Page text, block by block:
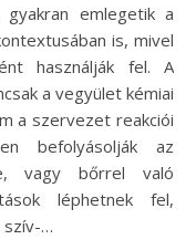
emlegetik a
is, mivel
használják fel. A
a vegyület kémiai
a szervezet reakciói
befolyásolják az
vagy bőrrel való
léphetnek fel,
szív-…